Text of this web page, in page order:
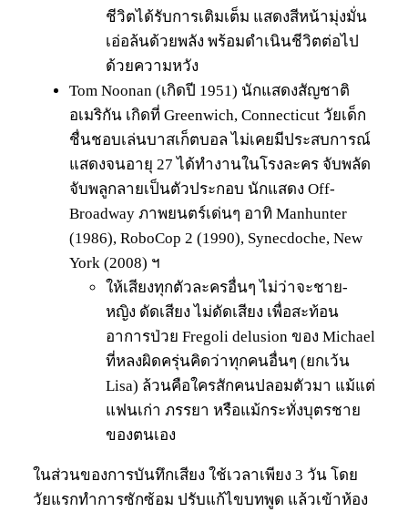
ชีวิตได้รับการเติมเต็ม แสดงสีหน้ามุ่งมั่น
เอ่อล้นด้วยพลัง พร้อมดำเนินชีวิตต่อไป
ด้วยความหวัง
Tom Noonan (เกิดปี 1951) นักแสดงสัญชาติ
อเมริกัน เกิดที่ Greenwich, Connecticut วัยเด็ก
ชื่นชอบเล่นบาสเก็ตบอล ไม่เคยมีประสบการณ์
แสดงจนอายุ 27 ได้ทำงานในโรงละคร จับพลัด
จับพลูกลายเป็นตัวประกอบ นักแสดง Off-
Broadway ภาพยนตร์เด่นๆ อาทิ Manhunter
(1986), RoboCop 2 (1990), Synecdoche, New
York (2008) ฯ
ให้เสียงทุกตัวละครอื่นๆ ไม่ว่าจะชาย-
หญิง ดัดเสียง ไม่ดัดเสียง เพื่อสะท้อน
อาการป่วย Fregoli delusion ของ Michael
ที่หลงผิดครุ่นคิดว่าทุกคนอื่นๆ (ยกเว้น
Lisa) ล้วนคือใครสักคนปลอมตัวมา แม้แต่
แฟนเก่า ภรรยา หรือแม้กระทั่งบุตรชาย
ของตนเอง
ในส่วนของการบันทึกเสียง ใช้เวลาเพียง 3 วัน โดย
วัยแรกทำการซักซ้อม ปรับแก้ไขบทพูด แล้วเข้าห้อง